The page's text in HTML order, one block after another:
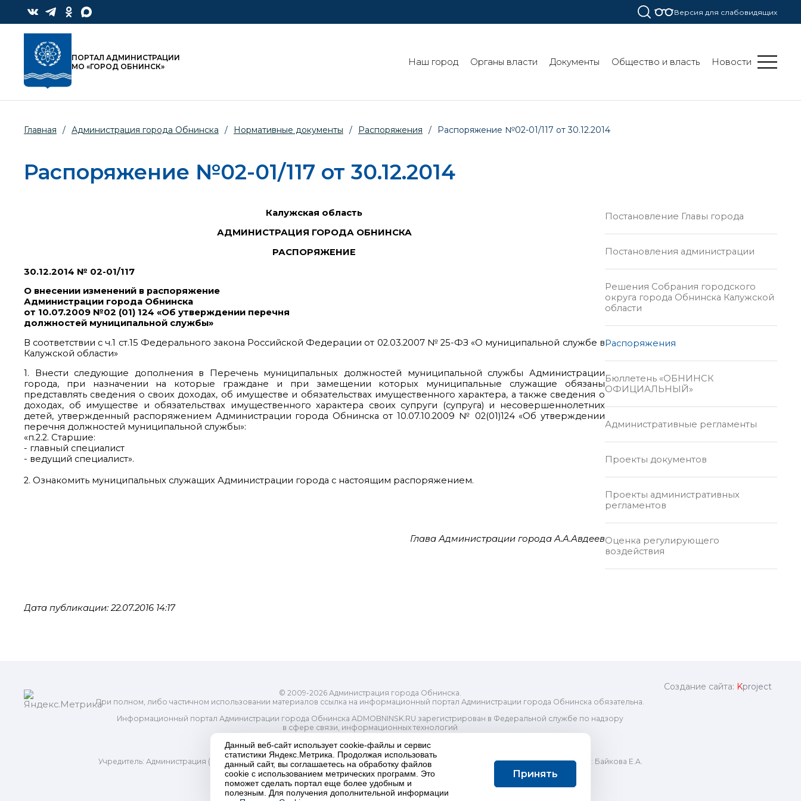
Версия для слабовидящих
ПОРТАЛ АДМИНИСТРАЦИИ
МО «ГОРОД ОБНИНСК»
Наш город Органы власти Документы Общество и власть Новости
Главная / Администрация города Обнинска / Нормативные документы / Распоряжения / Распоряжение №02-01/117 от 30.12.2014
Распоряжение №02-01/117 от 30.12.2014
Калужская область
АДМИНИСТРАЦИЯ ГОРОДА ОБНИНСКА
РАСПОРЯЖЕНИЕ
30.12.2014 № 02-01/117
О внесении изменений в распоряжение
Администрации города Обнинска
от 10.07.2009 №02 (01) 124 «Об утверждении перечня
должностей муниципальной службы»
В соответствии с ч.1 ст.15 Федерального закона Российской Федерации от 02.03.2007 № 25-ФЗ «О муниципальной службе в
Калужской области»
1. Внести следующие дополнения в Перечень муниципальных должностей муниципальной службы Администрации
города, при назначении на которые граждане и при замещении которых муниципальные служащие обязаны
представлять сведения о своих доходах, об имуществе и обязательствах имущественного характера, а также сведения о
доходах, об имуществе и обязательствах имущественного характера своих супруги (супруга) и несовершеннолетних
детей, утвержденный распоряжением Администрации города Обнинска от 10.07.10.2009 № 02(01)124 «Об утверждении
перечня должностей муниципальной службы»:
«п.2.2. Старшие:
- главный специалист
- ведущий специалист».
2. Ознакомить муниципальных служащих Администрации города с настоящим распоряжением.
Глава Администрации города А.А.Авдеев
Дата публикации: 22.07.2016 14:17
Постановление Главы города
Постановления администрации
Решения Собрания городского
округа города Обнинска Калужской
области
Распоряжения
Бюллетень «ОБНИНСК
ОФИЦИАЛЬНЫЙ»
Административные регламенты
Проекты документов
Проекты административных
регламентов
Оценка регулирующего
воздействия
© 2009-2026 Администрация города Обнинска.
При полном, либо частичном использовании материалов ссылка на информационный портал Администрации города Обнинска обязательна.
Информационный портал Администрации города Обнинска ADMOBNINSK.RU зарегистрирован в Федеральной службе по надзору
в сфере связи, информационных технологий
Свидетельство о регистрации Эл № ФС77-73321
Учредитель: Администрация (исполнительно-распорядительный орган) городского округа "Город Обнинск". Главный редактор: Байкова Е.А.
Адрес электронной почты Редакции: redactor@admobninsk.ru
Телефон Редакции: +7 (484) 395-85-85
Настоящий ресурс содержит материалы 18+
Политика в отношении обработки персональных данных
Создание сайта: Kproject
Данный веб-сайт использует cookie-файлы и сервис
статистики Яндекс.Метрика. Продолжая использовать
данный сайт, вы соглашаетесь на обработку файлов
cookie с использованием метрических программ. Это
поможет сделать портал еще более удобным и
полезным. Для получения дополнительной информации
Принять